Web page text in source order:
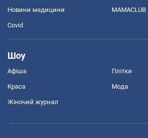
Новини медицини MAMACLUB
Covid
Шоу
Афіша Плітки
Краса Мода
Жіночий журнал